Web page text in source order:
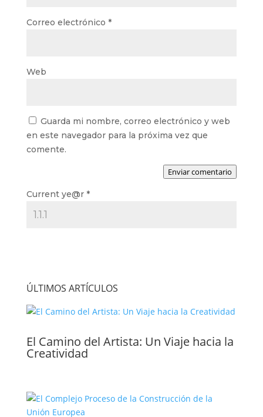
Correo electrónico *
Web
Guarda mi nombre, correo electrónico y web
en este navegador para la próxima vez que
comente.
Enviar comentario
Current ye@r *
ÚLTIMOS ARTÍCULOS
El Camino del Artista: Un Viaje hacia la
Creatividad